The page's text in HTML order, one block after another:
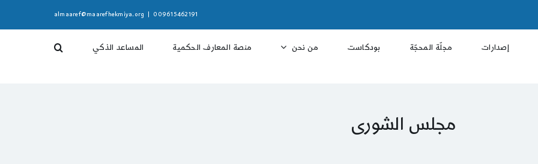
009615462191
almaaref@maarefhekmiya.org
إصدارات مجلّة المحجّة بودكاست من نحن منصة المعارف الحكمية المساعد الذكي
مجلس الشورى